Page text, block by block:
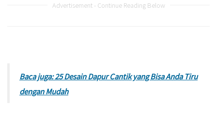
Advertisement - Continue Reading Below
Baca juga: 25 Desain Dapur Cantik yang Bisa Anda Tiru
dengan Mudah